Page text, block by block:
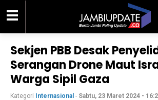
Sekjen PBB Desak
Serangan Drone Maut
Warga Sipil Gaza
Kategori Internasional - Sabtu, 23 Maret 2024 -